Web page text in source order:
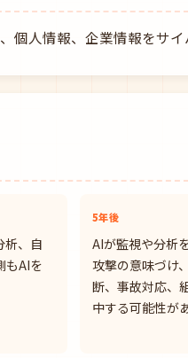
個人情報、企業情報をサイ
析、自
もAIを
5年後
AIが監視や分析
攻撃の意味づけ
断、事故対応、
中する可能性が